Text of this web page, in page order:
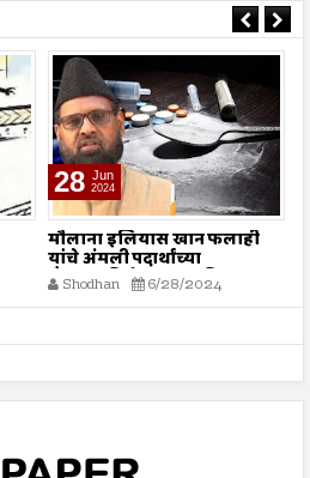
28 Jun
2024
मौलाना इलियास खान फलाही
यांचे अंमली पदार्थांच्या
गैरवापराविरोधात सामूहिक
कारवाईचे आवाहन
Shodhan 6/28/2024